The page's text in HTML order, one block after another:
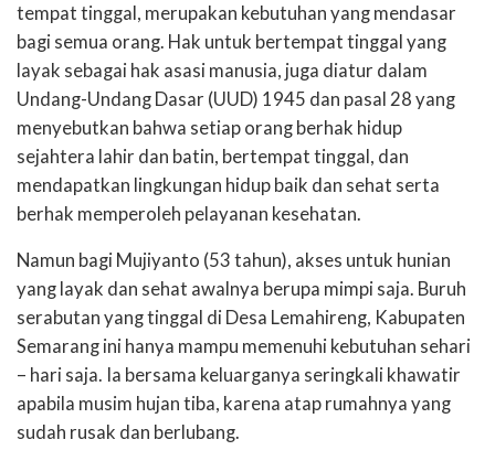
tempat tinggal, merupakan kebutuhan yang mendasar
bagi semua orang. Hak untuk bertempat tinggal yang
layak sebagai hak asasi manusia, juga diatur dalam
Undang-Undang Dasar (UUD) 1945 dan pasal 28 yang
menyebutkan bahwa setiap orang berhak hidup
sejahtera lahir dan batin, bertempat tinggal, dan
mendapatkan lingkungan hidup baik dan sehat serta
berhak memperoleh pelayanan kesehatan.
Namun bagi Mujiyanto (53 tahun), akses untuk hunian
yang layak dan sehat awalnya berupa mimpi saja. Buruh
serabutan yang tinggal di Desa Lemahireng, Kabupaten
Semarang ini hanya mampu memenuhi kebutuhan sehari
– hari saja. Ia bersama keluarganya seringkali khawatir
apabila musim hujan tiba, karena atap rumahnya yang
sudah rusak dan berlubang.